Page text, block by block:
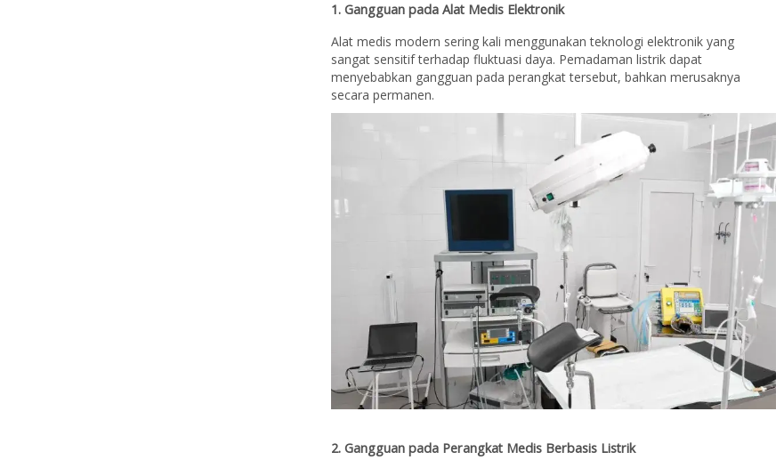
1. Gangguan pada Alat Medis Elektronik
Alat medis modern sering kali menggunakan teknologi elektronik yang
sangat sensitif terhadap fluktuasi daya. Pemadaman listrik dapat
menyebabkan gangguan pada perangkat tersebut, bahkan merusaknya
secara permanen.
2. Gangguan pada Perangkat Medis Berbasis Listrik